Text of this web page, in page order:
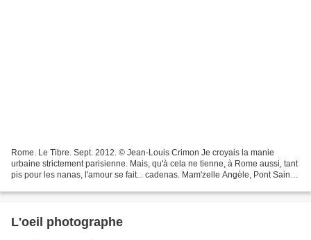
Rome. Le Tibre. Sept. 2012. © Jean-Louis Crimon Je croyais la manie
urbaine strictement parisienne. Mais, qu'à cela ne tienne, à Rome aussi, tant
pis pour les nanas, l'amour se fait... cadenas. Mam'zelle Angèle, Pont Saint-
L'oeil photographe